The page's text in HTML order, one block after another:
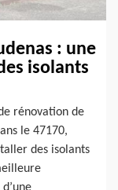
: une
isolants
rénovation de
le 47170,
des isolants